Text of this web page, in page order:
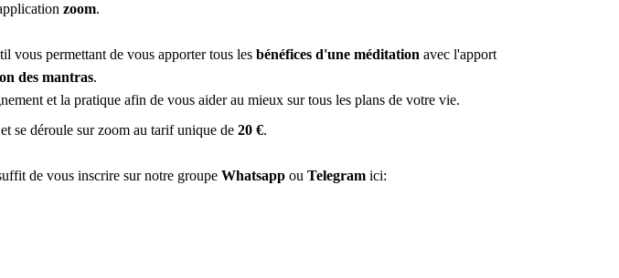
zoom.
vous permettant de vous apporter tous les bénéfices d'une méditation avec l'apport
des mantras.
et la pratique afin de vous aider au mieux sur tous les plans de votre vie.
se déroule sur zoom au tarif unique de 20 €.
de vous inscrire sur notre groupe Whatsapp ou Telegram ici: